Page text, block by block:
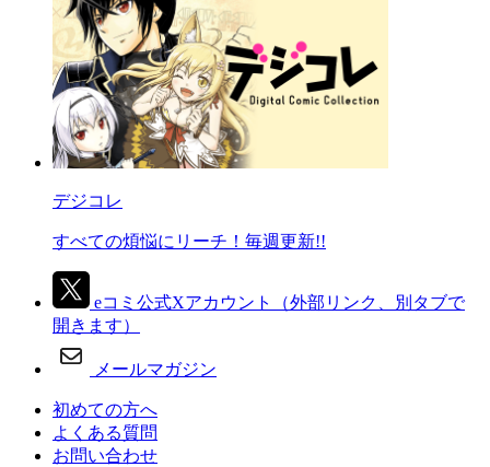
デジコレ
すべての煩悩にリーチ！毎週更新!!
eコミ公式Xアカウント
（外部リンク、別タブで
開きます）
メールマガジン
初めての方へ
よくある質問
お問い合わせ